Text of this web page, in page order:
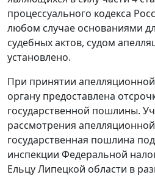
процессуального кодекса
любом случае основаниями
судебных актов, судом
установлено.
При принятии
органу предоставлена
государственной пошлины.
рассмотрения
государственная пошлина
инспекции Федеральной
Ельцу Липецкой области в